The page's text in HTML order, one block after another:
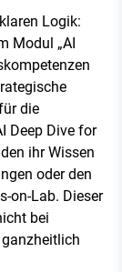
Logik:
Modul „AI
die
Deep Dive for
ihr Wissen
oder den
on-Lab. Dieser
bei